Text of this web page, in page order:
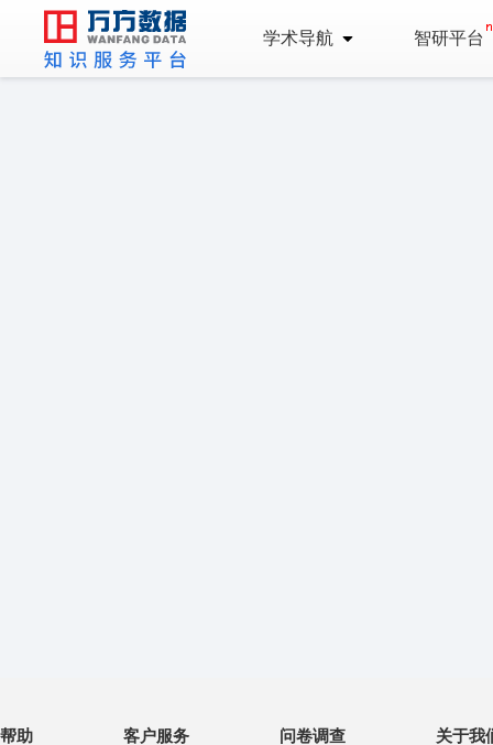
学术导航 智研平台
帮助 客户服务 问卷调查 关于我